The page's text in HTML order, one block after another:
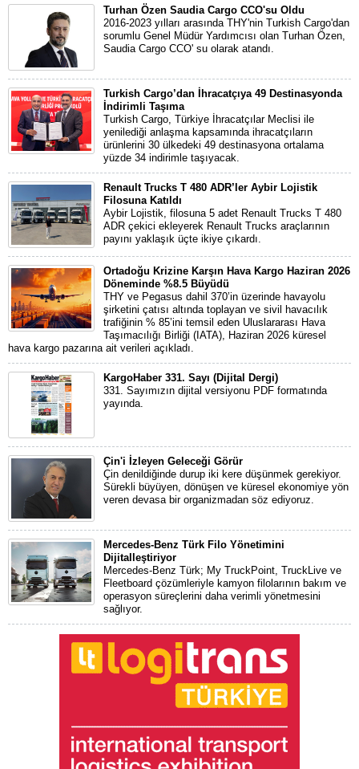
Turhan Özen Saudia Cargo CCO'su Oldu
2016-2023 yılları arasında THY'nin Turkish Cargo'dan
sorumlu Genel Müdür Yardımcısı olan Turhan Özen,
Saudia Cargo CCO' su olarak atandı.
Turkish Cargo’dan İhracatçıya 49 Destinasyonda
İndirimli Taşıma
Turkish Cargo, Türkiye İhracatçılar Meclisi ile
yenilediği anlaşma kapsamında ihracatçıların
ürünlerini 30 ülkedeki 49 destinasyona ortalama
yüzde 34 indirimle taşıyacak.
Renault Trucks T 480 ADR’ler Aybir Lojistik
Filosuna Katıldı
Aybir Lojistik, filosuna 5 adet Renault Trucks T 480
ADR çekici ekleyerek Renault Trucks araçlarının
payını yaklaşık üçte ikiye çıkardı.
Ortadoğu Krizine Karşın Hava Kargo Haziran 2026
Döneminde %8.5 Büyüdü
THY ve Pegasus dahil 370’in üzerinde havayolu
şirketini çatısı altında toplayan ve sivil havacılık
trafiğinin % 85’ini temsil eden Uluslararası Hava
Taşımacılığı Birliği (IATA), Haziran 2026 küresel
hava kargo pazarına ait verileri açıkladı.
KargoHaber 331. Sayı (Dijital Dergi)
331. Sayımızın dijital versiyonu PDF formatında
yayında.
Çin'i İzleyen Geleceği Görür
Çin denildiğinde durup iki kere düşünmek gerekiyor.
Sürekli büyüyen, dönüşen ve küresel ekonomiye yön
veren devasa bir organizmadan söz ediyoruz.
Mercedes-Benz Türk Filo Yönetimini
Dijitalleştiriyor
Mercedes-Benz Türk; My TruckPoint, TruckLive ve
Fleetboard çözümleriyle kamyon filolarının bakım ve
operasyon süreçlerini daha verimli yönetmesini
sağlıyor.